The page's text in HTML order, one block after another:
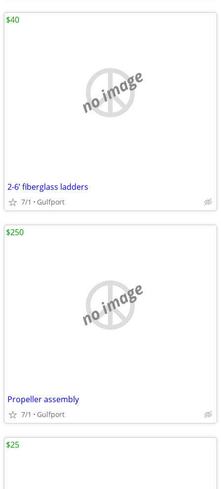
no image
2-6’ fiberglass ladders
7/1 Gulfport
$40
no image
Propeller assembly
7/1 Gulfport
$250
$25